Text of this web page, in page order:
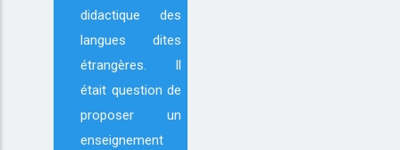
didactique des
langues dites
étrangères. Il
était question de
proposer un
enseignement